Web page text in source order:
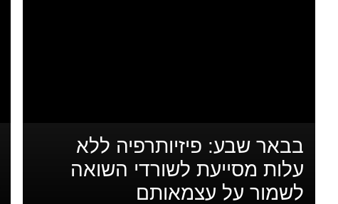
בבאר שבע: פיזיותרפיה ללא
עלות מסייעת לשורדי השואה
לשמור על עצמאותם